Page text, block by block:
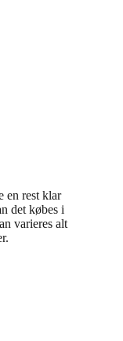
en rest klar
det købes i
varieres alt